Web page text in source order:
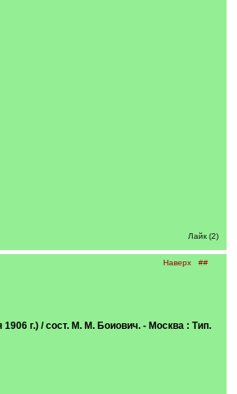
Лайк (2)
Наверх ##
г.) / сост. М. М. Боиович. - Москва : Тип.